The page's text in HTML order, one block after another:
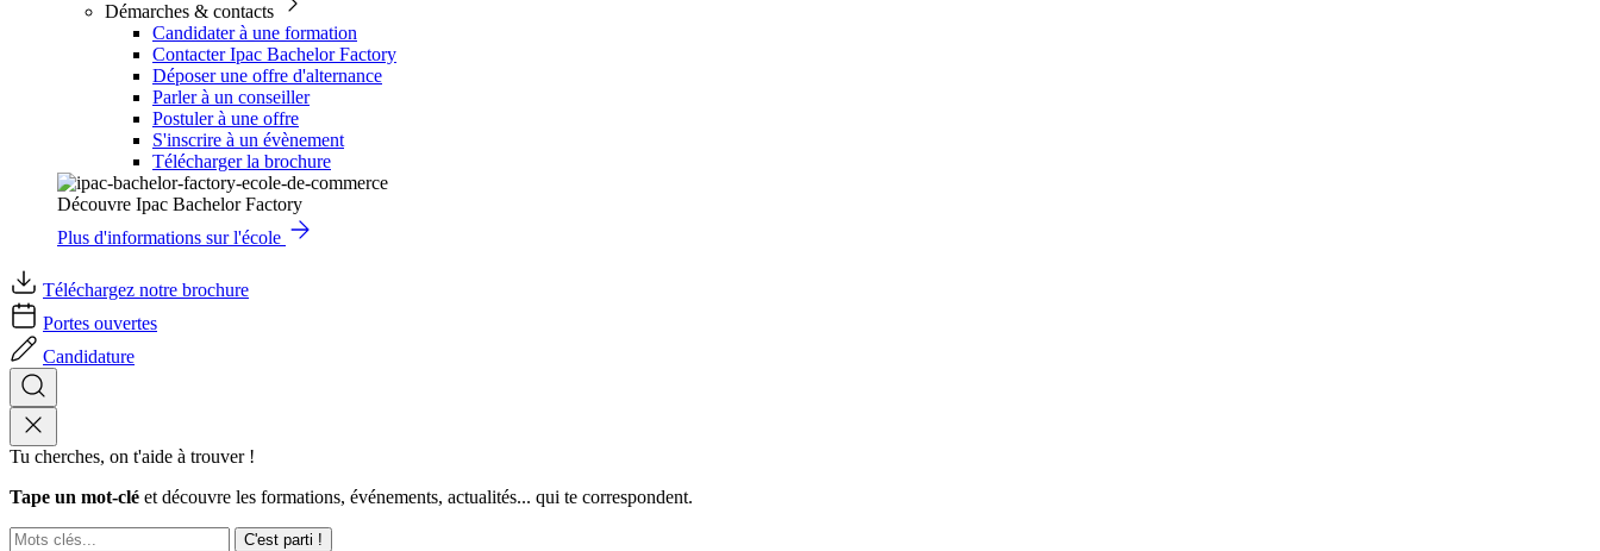
Démarches & contacts
Candidater à une formation
Contacter Ipac Bachelor Factory
Déposer une offre d'alternance
Parler à un conseiller
Postuler à une offre
S'inscrire à un évènement
Télécharger la brochure
Découvre Ipac Bachelor Factory
Plus d'informations sur l'école
Téléchargez notre brochure
Portes ouvertes
Candidature
Tu cherches, on t'aide à trouver !
Tape un mot-clé et découvre les formations, événements, actualités... qui te correspondent.
C'est parti !